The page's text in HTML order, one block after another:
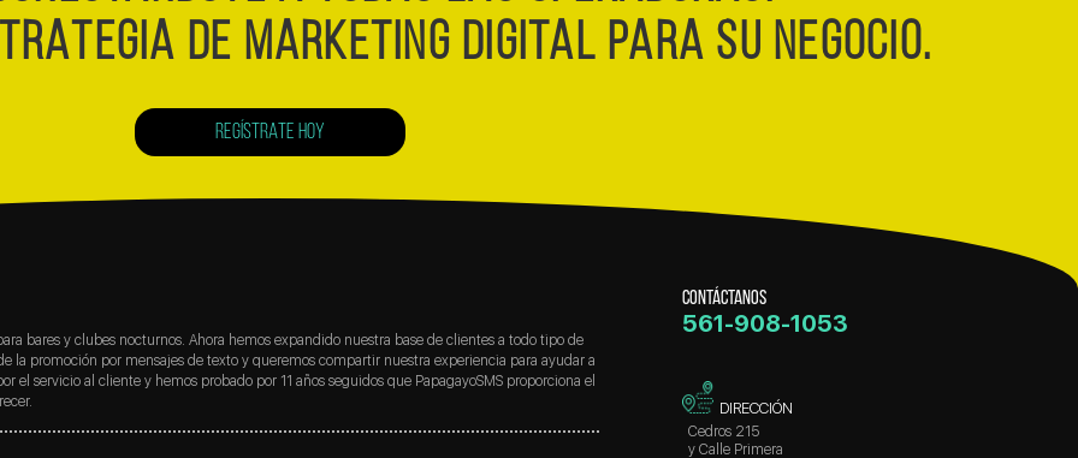
DE MARKETING DIGITAL PARA SU NEGOCIO.
REGÍSTRATE HOY
bares y clubes nocturnos. Ahora hemos expandido nuestra base de clientes a todo tipo de
la promoción por mensajes de texto y queremos compartir nuestra experiencia para ayudar a
el servicio al cliente y hemos probado por 11 años seguidos que PapagayoSMS proporciona el
CONTÁCTANOS
561-908-1053
DIRECCIÓN
Cedros 215
y Calle Primera